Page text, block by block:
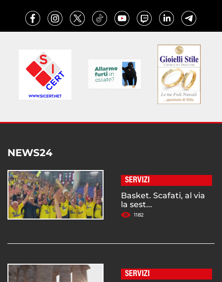
NEWS24
SERVIZI
Basket. Scafati, al via
la sest...
1182
SERVIZI